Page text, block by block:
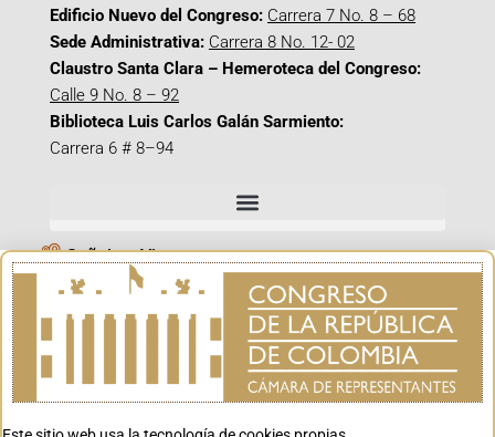
Edificio Nuevo del Congreso: Carrera 7 No. 8 – 68
Sede Administrativa: Carrera 8 No. 12- 02
Claustro Santa Clara – Hemeroteca del Congreso:
Calle 9 No. 8 – 92
Biblioteca Luis Carlos Galán Sarmiento:
Carrera 6 # 8–94
Señal en Vivo
Facebook_@CamaraColombia
Instagram_@CamaraColombia
X_@CamaraColombia
Youtube_@CamaraColombia
Tiktok_@CamaraColombia